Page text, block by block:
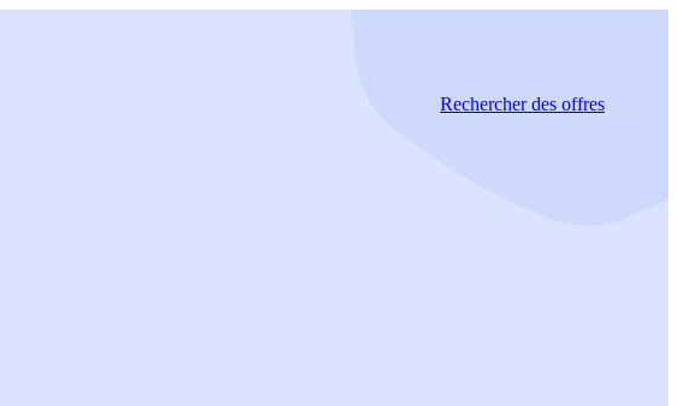
Rechercherdes offres